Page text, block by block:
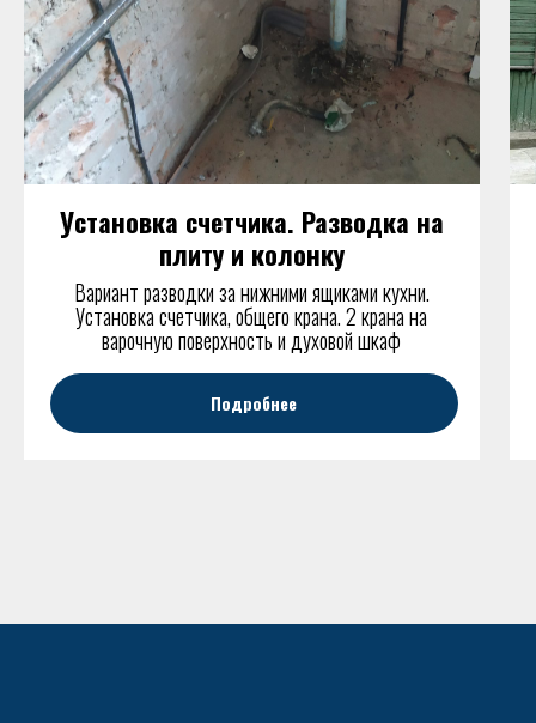
Установка счетчика. Разводка на
плиту и колонку
Вариант разводки за нижними ящиками кухни.
Установка счетчика, общего крана. 2 крана на
варочную поверхность и духовой шкаф
Подробнее